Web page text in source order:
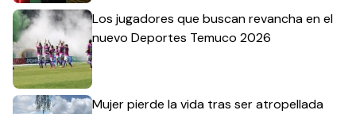
Los jugadores que buscan revancha en el
nuevo Deportes Temuco 2026
Mujer pierde la vida tras ser atropellada